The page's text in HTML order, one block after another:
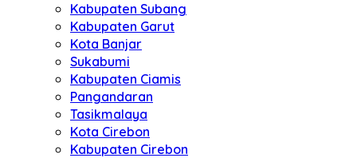
Kabupaten Subang
Kabupaten Garut
Kota Banjar
Sukabumi
Kabupaten Ciamis
Pangandaran
Tasikmalaya
Kota Cirebon
Kabupaten Cirebon